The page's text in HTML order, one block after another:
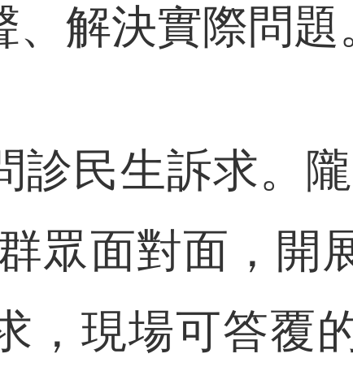
解決實際問題
民生訴求。隴
眾面對面，開
，現場可答覆